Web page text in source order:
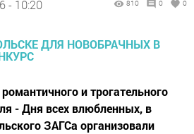
- 10:20 810 0 0
и трогательного
- Дня всех влюбленных, в
ЗАГСа организовали